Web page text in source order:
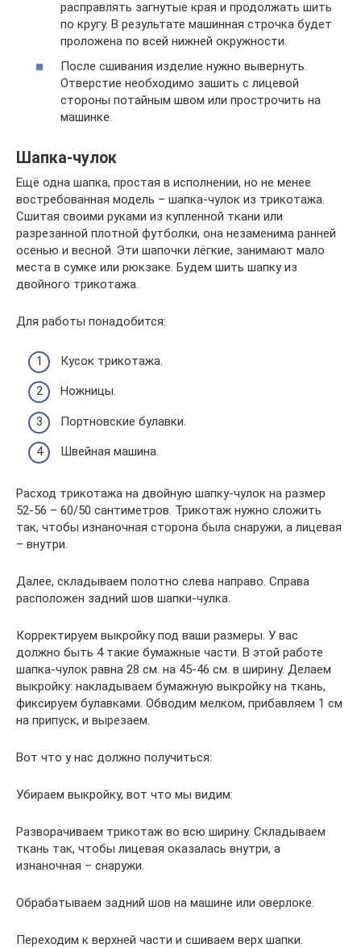
расправлять загнутые края и продолжать шить
по кругу. В результате машинная строчка будет
проложена по всей нижней окружности.
После сшивания изделие нужно вывернуть.
Отверстие необходимо зашить с лицевой
стороны потайным швом или прострочить на
машинке.
Шапка-чулок
Ещё одна шапка, простая в исполнении, но не менее
востребованная модель – шапка-чулок из трикотажа.
Сшитая своими руками из купленной ткани или
разрезанной плотной футболки, она незаменима ранней
осенью и весной. Эти шапочки лёгкие, занимают мало
места в сумке или рюкзаке. Будем шить шапку из
двойного трикотажа.
Для работы понадобится:
Кусок трикотажа.
Ножницы.
Портновские булавки.
Швейная машина.
Расход трикотажа на двойную шапку-чулок на размер
52-56 – 60/50 сантиметров. Трикотаж нужно сложить
так, чтобы изнаночная сторона была снаружи, а лицевая
– внутри.
Далее, складываем полотно слева направо. Справа
расположен задний шов шапки-чулка.
Корректируем выкройку под ваши размеры. У вас
должно быть 4 такие бумажные части. В этой работе
шапка-чулок равна 28 см. на 45-46 см. в ширину. Делаем
выкройку: накладываем бумажную выкройку на ткань,
фиксируем булавками. Обводим мелком, прибавляем 1 см
на припуск, и вырезаем.
Вот что у нас должно получиться:
Убираем выкройку, вот что мы видим:
Разворачиваем трикотаж во всю ширину. Складываем
ткань так, чтобы лицевая оказалась внутри, а
изнаночная – снаружи.
Обрабатываем задний шов на машине или оверлоке.
Переходим к верхней части и сшиваем верх шапки.